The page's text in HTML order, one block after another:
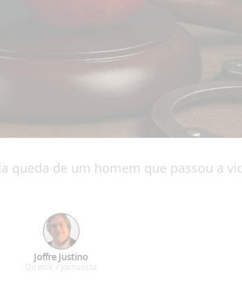
de um homem que passou a
Joffre Justino
Diretor / Jornalista